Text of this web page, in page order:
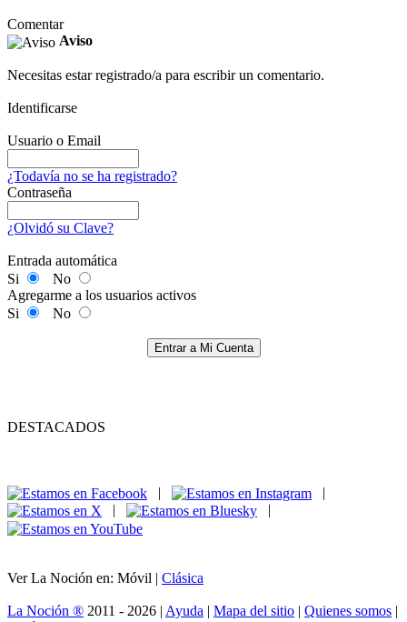
Comentar
Aviso
Necesitas estar registrado/a para escribir un comentario.
Identificarse
Usuario o Email
¿Todavía no se ha registrado?
Contraseña
¿Olvidó su Clave?
Entrada automática
Si
No
Agregarme a los usuarios activos
Si
No
Entrar a Mi Cuenta
DESTACADOS
|
|
|
|
Ver La Noción en: Móvil | Clásica
La Noción ® 2011 - 2026 | Ayuda | Mapa del sitio | Quienes somos |